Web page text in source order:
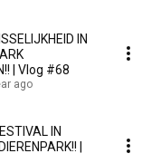
IN
| Vlog #68
ago
IN
|